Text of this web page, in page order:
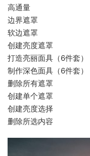
高通量
边界遮罩
软边遮罩
创建亮度遮罩
打造亮丽面具（6件套）
制作深色面具（6件套）
删除所有遮罩
创建单个遮罩
创建亮度选择
删除所选内容